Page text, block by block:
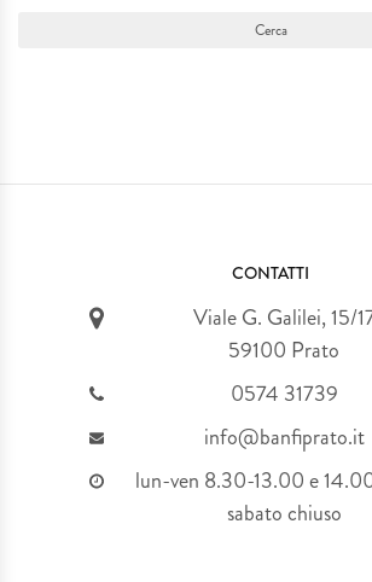
CONTATTI
Viale G. Galilei, 15/
59100 Prato
0574 31739
info@banfiprato.it
lun-ven 8.30-13.00 e
sabato chiuso